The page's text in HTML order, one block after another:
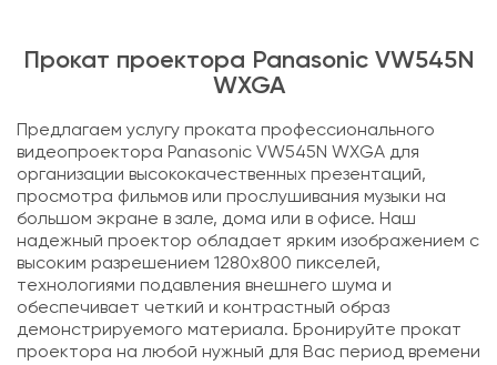
Прокат проектора Panasonic VW545N
WXGA
Предлагаем услугу проката профессионального
видеопроектора Panasonic VW545N WXGA для
организации высококачественных презентаций,
просмотра фильмов или прослушивания музыки на
большом экране в зале, дома или в офисе. Наш
надежный проектор обладает ярким изображением с
высоким разрешением 1280х800 пикселей,
технологиями подавления внешнего шума и
обеспечивает четкий и контрастный образ
демонстрируемого материала. Бронируйте прокат
проектора на любой нужный для Вас период времени